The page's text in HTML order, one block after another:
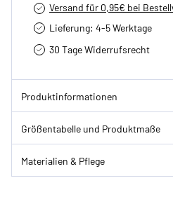
Versand für 0,95€ bei
Lieferung: 4-5 Werktage
30 Tage Widerrufsrecht
Produktinformationen
Größentabelle und Produktmaße
Materialien & Pflege